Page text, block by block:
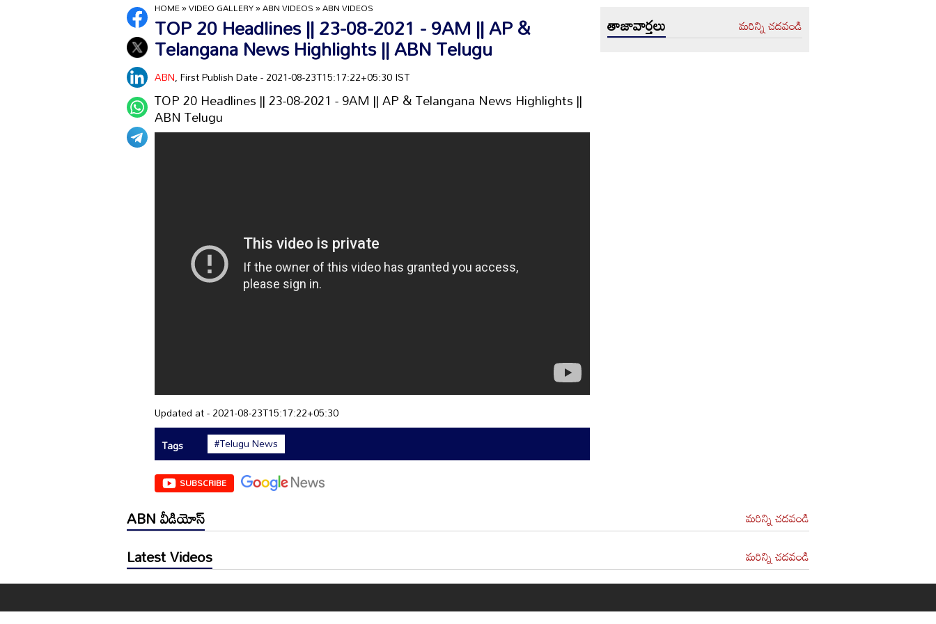
HOME»VIDEO GALLERY»ABN VIDEOS»ABN VIDEOS
TOP 20 Headlines || 23-08-2021 - 9AM || AP &
Telangana News Highlights || ABN Telugu
ABN, First Publish Date - 2021-08-23T15:17:22+05:30 IST
TOP 20 Headlines || 23-08-2021 - 9AM || AP & Telangana News Highlights ||
ABN Telugu
Updated at - 2021-08-23T15:17:22+05:30
Tags
#Telugu News
SUBSCRIBE
తాజావార్తలు మరిన్ని చదవండి
ABN వీడియోస్ మరిన్ని చదవండి
Latest Videos మరిన్ని చదవండి